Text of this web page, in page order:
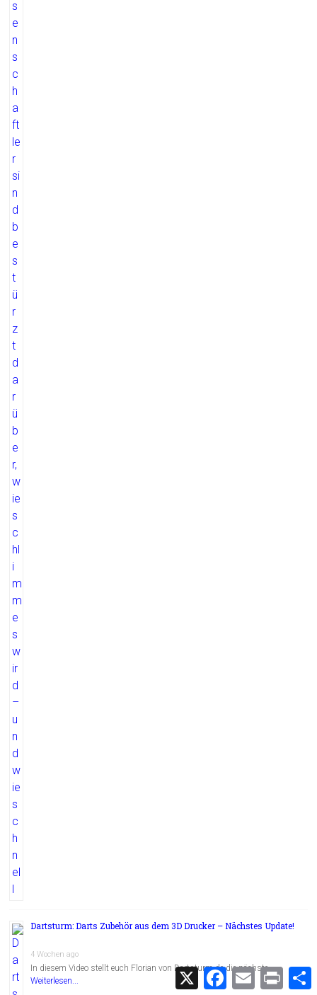
Dartsturm: Darts Zubehör aus dem 3D Drucker – Nächstes Update!
4 Wochen ago
In diesem Video stellt euch Florian von Dartsturm.de die nächste …
Weiterlesen...
X
F
E
m
P